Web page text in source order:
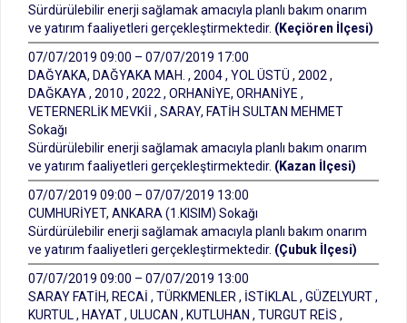
Sürdürülebilir enerji sağlamak amacıyla planlı bakım onarım
ve yatırım faaliyetleri gerçekleştirmektedir. (Keçiören İlçesi)
07/07/2019 09:00 – 07/07/2019 17:00
DAĞYAKA, DAĞYAKA MAH. , 2004 , YOL ÜSTÜ , 2002 ,
DAĞKAYA , 2010 , 2022 , ORHANİYE, ORHANİYE ,
VETERNERLİK MEVKİİ , SARAY, FATİH SULTAN MEHMET
Sokağı
Sürdürülebilir enerji sağlamak amacıyla planlı bakım onarım
ve yatırım faaliyetleri gerçekleştirmektedir. (Kazan İlçesi)
07/07/2019 09:00 – 07/07/2019 13:00
CUMHURİYET, ANKARA (1.KISIM) Sokağı
Sürdürülebilir enerji sağlamak amacıyla planlı bakım onarım
ve yatırım faaliyetleri gerçekleştirmektedir. (Çubuk İlçesi)
07/07/2019 09:00 – 07/07/2019 13:00
SARAY FATİH, RECAİ , TÜRKMENLER , İSTİKLAL , GÜZELYURT ,
KURTUL , HAYAT , ULUCAN , KUTLUHAN , TURGUT REİS ,